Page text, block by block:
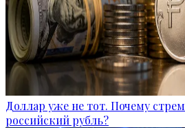
Доллар уже не тот. Почему
российский рубль?